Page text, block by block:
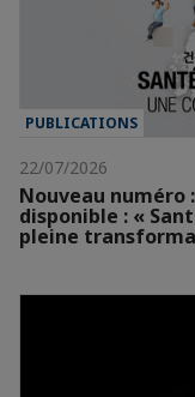
PUBLICATIONS
22/07/2026
Nouveau numéro
disponible : «
pleine